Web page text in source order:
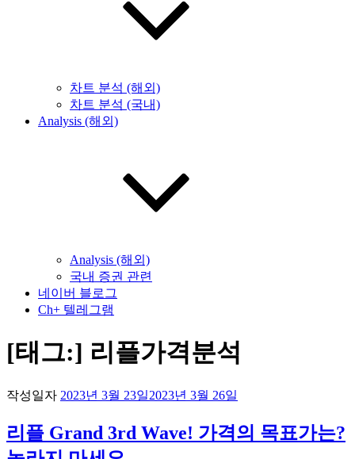
차트 분석 (해외)
차트 분석 (국내)
Analysis (해외)
Analysis (해외)
국내 증권 관련
네이버 블로그
Ch+ 텔레그램
[태그:] 리플가격분석
작성일자 2023년 3월 23일2023년 3월 26일
리플 Grand 3rd Wave! 가격의 목표가는?